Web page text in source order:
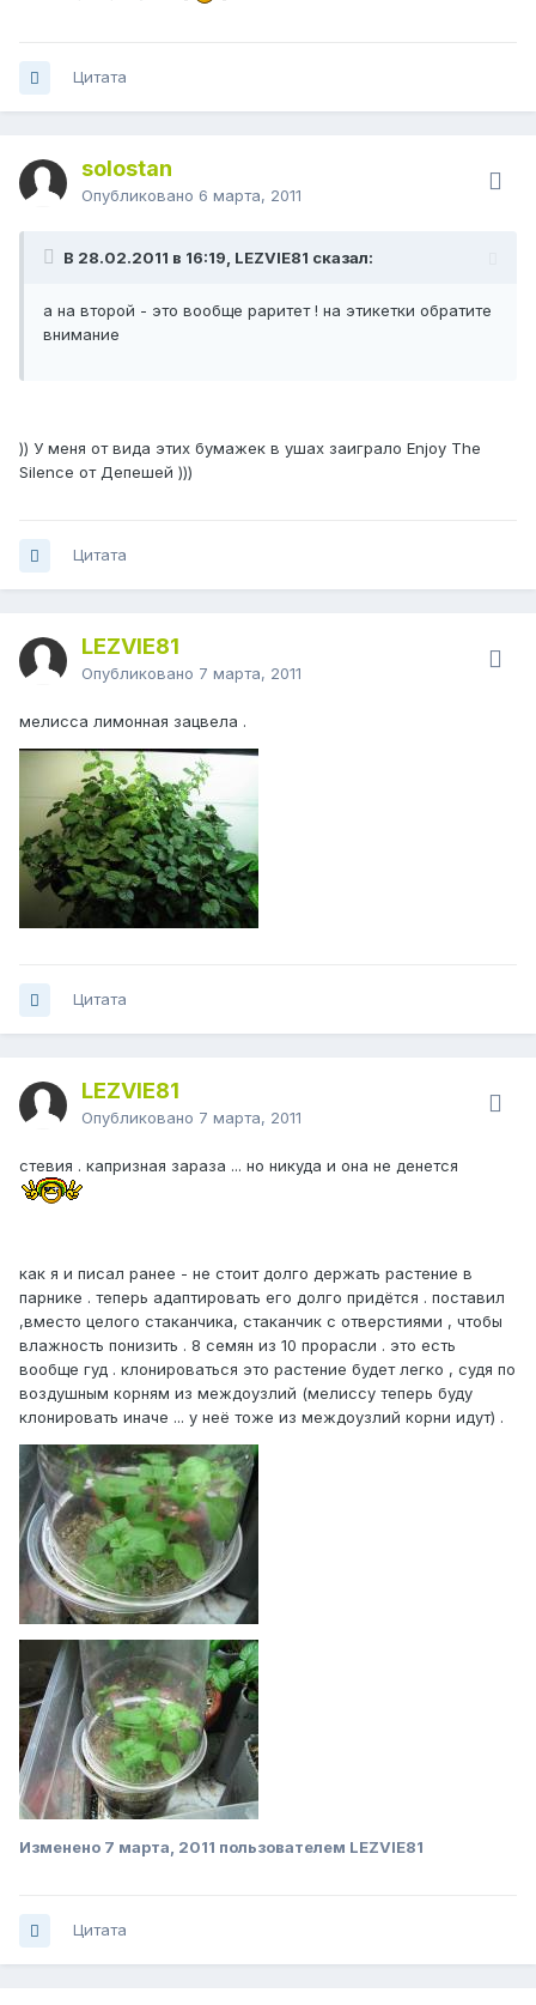
Цитата
solostan
Опубликовано 6 марта, 2011
В 28.02.2011 в 16:19, LEZVIE81 сказал:
а на второй - это вообще раритет ! на этикетки обратите
внимание
)) У меня от вида этих бумажек в ушах заиграло Enjoy The
Silence от Депешей )))
Цитата
LEZVIE81
Опубликовано 7 марта, 2011
мелисса лимонная зацвела .
Цитата
LEZVIE81
Опубликовано 7 марта, 2011
стевия . капризная зараза ... но никуда и она не денется
как я и писал ранее - не стоит долго держать растение в
парнике . теперь адаптировать его долго придётся . поставил
,вместо целого стаканчика, стаканчик с отверстиями , чтобы
влажность понизить . 8 семян из 10 прорасли . это есть
вообще гуд . клонироваться это растение будет легко , судя по
воздушным корням из междоузлий (мелиссу теперь буду
клонировать иначе ... у неё тоже из междоузлий корни идут) .
Изменено 7 марта, 2011 пользователем LEZVIE81
Цитата